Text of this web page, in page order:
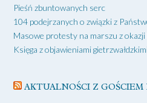
Pieśń zbuntowanych serc
104 podejrzanych o związki z
Masowe protesty na marszu z
Księga z objawieniami
AKTUALNOŚCI Z